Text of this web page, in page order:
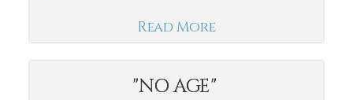
Read More
"NO AGE"